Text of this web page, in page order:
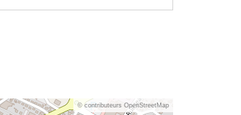
© contributeurs OpenStreetMap